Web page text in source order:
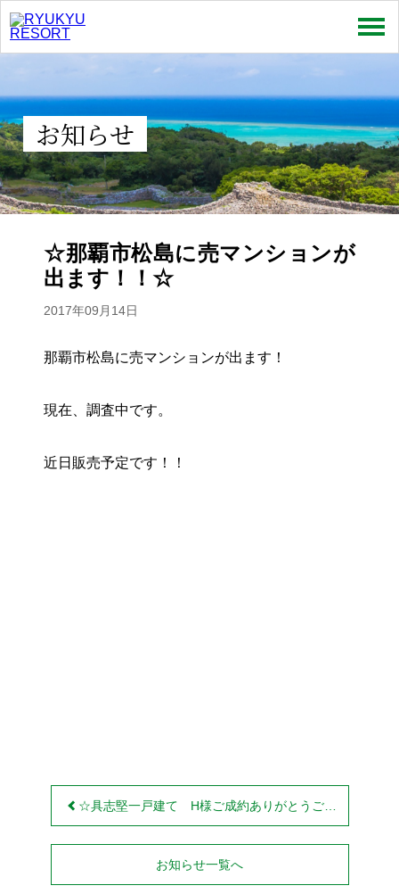
特集
お問い合わせ
お知らせ
スタッフコラム
お役立ちリンク集
お知らせ
☆那覇市松島に売マンションが
出ます！！☆
2017年09月14日
那覇市松島に売マンションが出ます！
現在、調査中です。
近日販売予定です！！
☆具志堅一戸建て H様ご成約ありがとうございました！！☆
お知らせ一覧へ